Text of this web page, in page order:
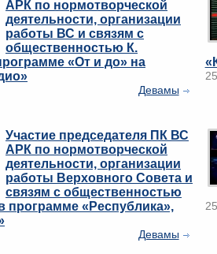
АРК по нормотворческой
деятельности, организации
работы ВС и связям с
общественностью К.
«От и до» на
Девамы
Участие председателя ПК ВС
АРК по нормотворческой
деятельности, организации
работы Верховного Совета и
связям с общественностью
программе «Республика»,
Девамы